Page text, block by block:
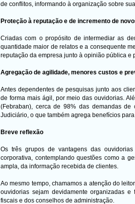
de conflitos, informando à organização sobre
Proteção à reputação e de incremento de
Criadas com o propósito de intermediar as
quantidade maior de relatos e a consequente
reputação da empresa junto à opinião pública e
Agregação de agilidade, menores custos e
Antes dependentes de pesquisas junto aos
de forma mais ágil, por meio das ouvidorias.
(Febraban), cerca de 98% das demandas
Judiciário, o que também agrega benefícios para
Breve reflexão
Os três grupos de vantagens das
corporativa, contemplando questões como a
ampla, da informação recebida de clientes.
Ao mesmo tempo, chamamos a atenção do
ouvidorias sejam devidamente organizadas
fiscais e dos conselhos de administração.